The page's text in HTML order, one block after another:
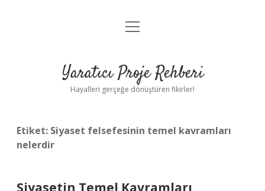
Anasayfa
Yasal Uyarı
menüyü
Yaratıcı Proje Rehberi
Hayalleri gerçeğe dönüştüren fikirler!
Etiket: Siyaset felsefesinin temel kavramları
nelerdir
Siyasetin Temel Kavramları